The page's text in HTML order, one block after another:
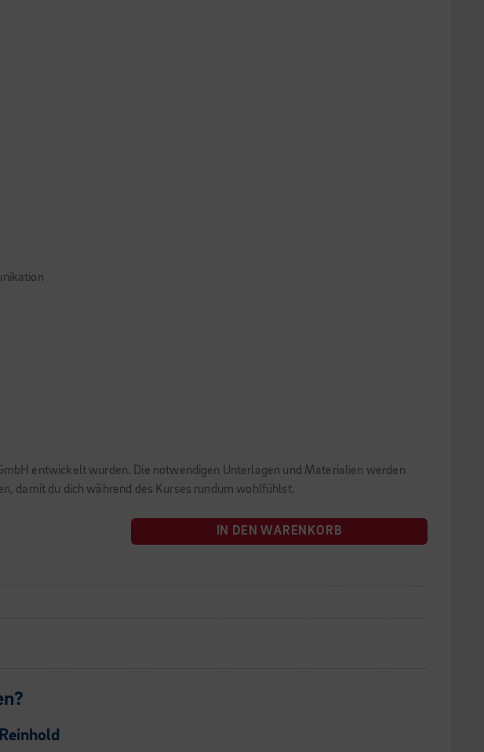
entwickelt wurden. Die notwendigen Unterlagen und Materialien werden
damit du dich während des Kurses rundum wohlfühlst.
IN DEN WARENKORB